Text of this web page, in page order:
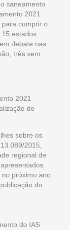
saneamento
2021
cumprir o
15 estados
debate nas
três sem
sobre os
2015,
regional de
próximo ano
do
do IAS